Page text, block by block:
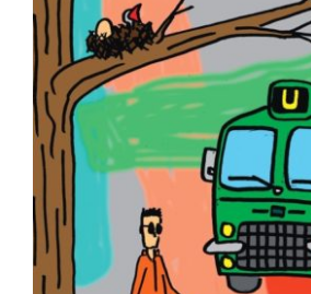
AJOUTER AU PANIER
DÉTAILS